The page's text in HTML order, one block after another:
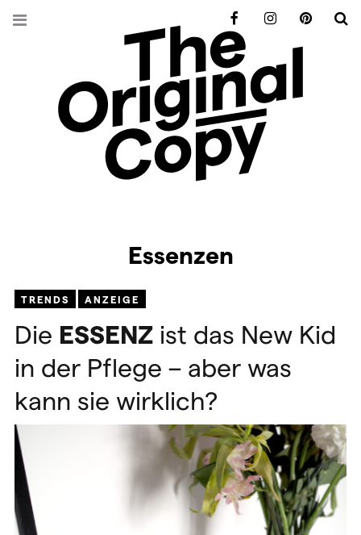
Essenzen
TRENDS ANZEIGE
Die ESSENZ ist das New Kid
in der Pflege – aber was
kann sie wirklich?
FacebookInstagramPinterest